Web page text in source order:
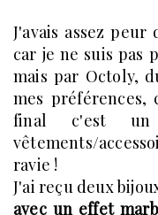
J'avais assez
car je ne suis pas
mais par Octoly,
mes préférences,
final c'est
vêtements/
ravie !
J'ai reçu deux
avec un effet